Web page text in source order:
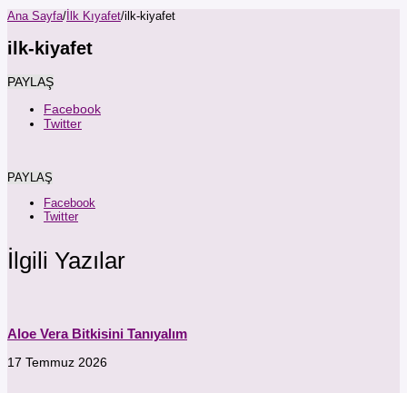
Ana Sayfa/ İlk Kıyafet/ilk-kiyafet
ilk-kiyafet
PAYLAŞ
Facebook
Twitter
PAYLAŞ
Facebook
Twitter
İlgili Yazılar
Aloe Vera Bitkisini Tanıyalım
17 Temmuz 2026